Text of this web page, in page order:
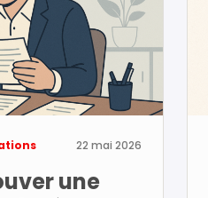
22 mai 2026
une